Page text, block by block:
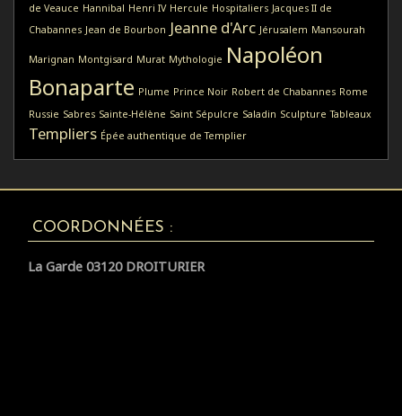
de Veauce Hannibal Henri IV Hercule Hospitaliers Jacques II de
Chabannes Jean de Bourbon Jeanne d'Arc Jérusalem Mansourah
Marignan Montgisard Murat Mythologie Napoléon
Bonaparte Plume Prince Noir Robert de Chabannes Rome
Russie Sabres Sainte-Hélène Saint Sépulcre Saladin Sculpture Tableaux
Templiers Épée authentique de Templier
COORDONNÉES :
La Garde 03120 DROITURIER